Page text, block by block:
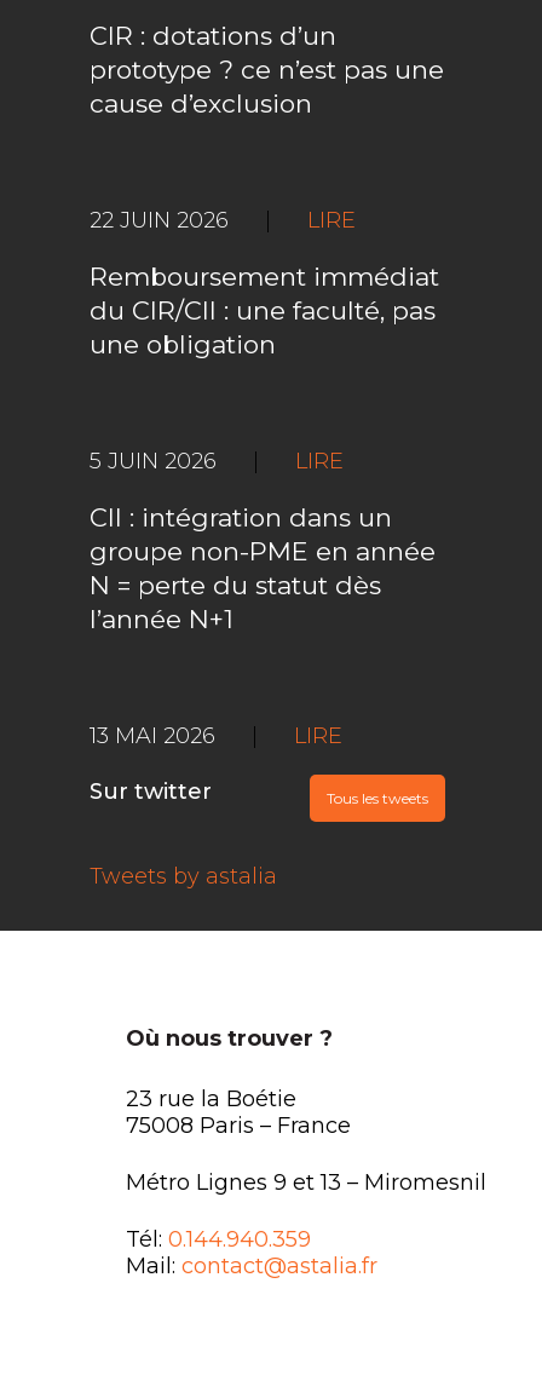
CIR : dotations d’un
prototype ? ce n’est pas une
cause d’exclusion
22 JUIN 2026 LIRE
Remboursement immédiat
du CIR/CII : une faculté, pas
une obligation
5 JUIN 2026 LIRE
CII : intégration dans un
groupe non-PME en année
N = perte du statut dès
l’année N+1
13 MAI 2026 LIRE
Sur twitter Tous les tweets
Tweets by astalia
Où nous trouver ?
23 rue la Boétie
75008 Paris – France
Métro Lignes 9 et 13 – Miromesnil
Tél: 0.144.940.359
Mail: contact@astalia.fr